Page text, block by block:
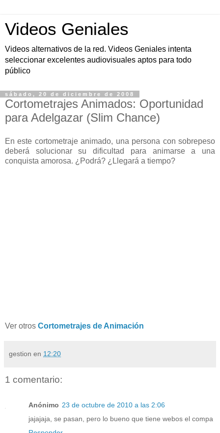
Videos Geniales
Videos alternativos de la red. Videos Geniales intenta
seleccionar excelentes audiovisuales aptos para todo
público
sábado, 20 de diciembre de 2008
Cortometrajes Animados: Oportunidad
para Adelgazar (Slim Chance)
En este cortometraje animado, una persona con sobrepeso
deberá solucionar su dificultad para animarse a una
conquista amorosa. ¿Podrá? ¿Llegará a tiempo?
Ver otros Cortometrajes de Animación
gestion en 12:20
1 comentario:
Anónimo 23 de octubre de 2010 a las 2:06
jajajaja, se pasan, pero lo bueno que tiene webos el compa